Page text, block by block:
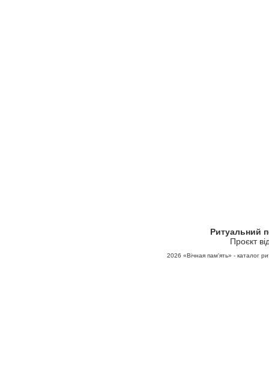
Ритуальний
Проєкт
2026 «Вічная пам'ять» - каталог